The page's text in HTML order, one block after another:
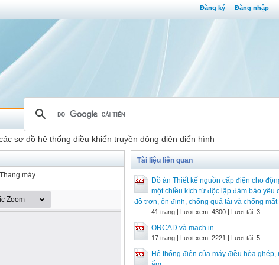
Đăng ký Đăng nhập
sơ đồ hệ thống điều khiển truyền động điện điển hình
máy
Tài liệu liên quan
Đồ án Thiết kế nguồn cấp điện cho
một chiều kích từ độc lập đảm bảo yêu
độ trơn, ổn định, chống quá tải và chống mất
41 trang | Lượt xem: 4300 | Lượt tải: 3
ORCAD và mạch in
17 trang | Lượt xem: 2221 | Lượt tải: 5
Hệ thống điện của máy điều hòa ghép,